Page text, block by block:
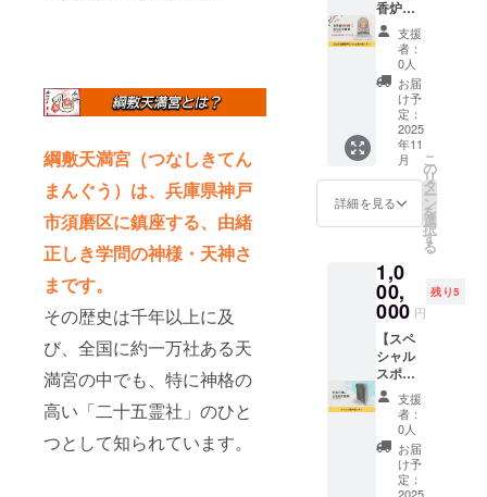
綱敷天満宮（つなしきてん
まんぐう）は、兵庫県神戸
市須磨区に鎮座する、由緒
正しき学問の神様・天神さ
まです。
その歴史は千年以上に及
び、全国に約一万社ある天
満宮の中でも、特に神格の
高い「二十五霊社」のひと
つとして知られています。
は文字
のみと
なりま
す。 ※
掲載す
る大き
さは購
入者の
数によ
り変動
しま
す。 ※
白狐型
木札が
る限り
掲載さ
せてい
ただき
ます。
いただ
きま
す。 ※
掲載す
る内容
はメー
ルで確
認させ
ていた
だきま
す。 ※
ニック
ネーム
でのご
できま
す。 ※
掲載す
る内容
は文字
のみと
なりま
す。 ※
掲載す
る大き
さは購
入者の
数によ
香炉ス
ペシャ
ルスポ
サー】
綱敷天
満宮の
さざれ
石常香
炉スペ
シャル
スポン
サーに
なれる
す。 支
援者と
してさ
ざれ石
常香炉
内側に
お名前
と所在
地を掲
載させ
ていた
だきま
す。 お
支援
者：
0人
お届
け予
定：
2025
年11
月
詳細を見る
こ
の
リ
タ
ー
ン
を
選
択
す
る
1,0
00,
000 円
残り5
【スペ
シャル
スポン
サー】
綱敷天
満宮の
スペ
シャル
スポン
支援
者：
0人
お届
け予
定：
2025